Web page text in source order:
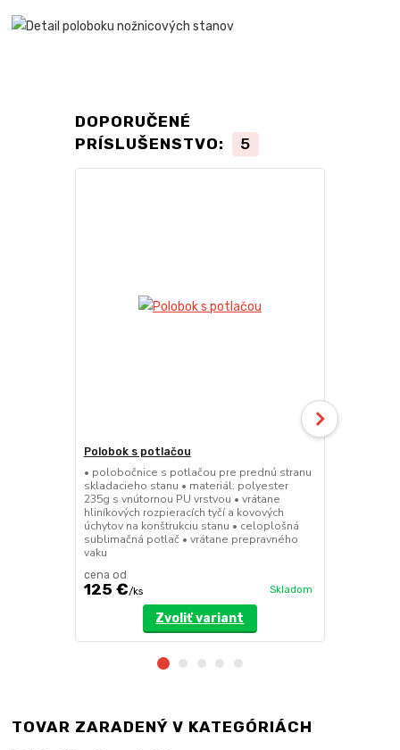
DOPORUČENÉ
PRÍSLUŠENSTVO:
5
Polobok s potlačou
• polobočnice s potlačou pre prednú stranu
skladacieho stanu • materiál: polyester
235g s vnútornou PU vrstvou • vrátane
hliníkových rozpieracích tyčí a kovových
úchytov na konštrukciu stanu • celoplošná
sublimačná potlač • vrátane prepravného
vaku
cena od
125 €/ks Skladom
Zvoliť variant
TOVAR ZARADENÝ V KATEGÓRIÁCH